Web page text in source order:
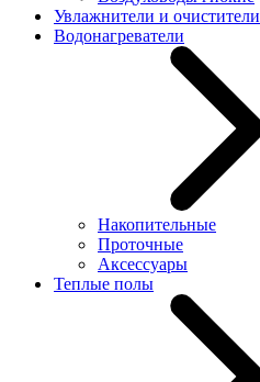
Увлажнители и очистители
Водонагреватели
Накопительные
Проточные
Аксессуары
Теплые полы